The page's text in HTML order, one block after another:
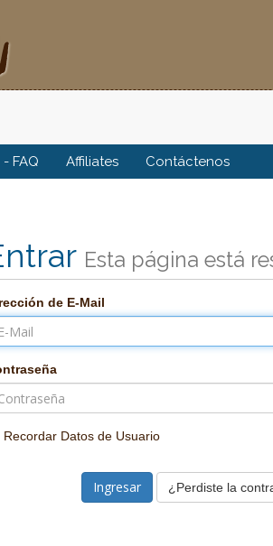
FAQ Affiliates Contáctenos
Esta página está
de E-Mail
Recordar Datos de Usuario
¿Perdiste la